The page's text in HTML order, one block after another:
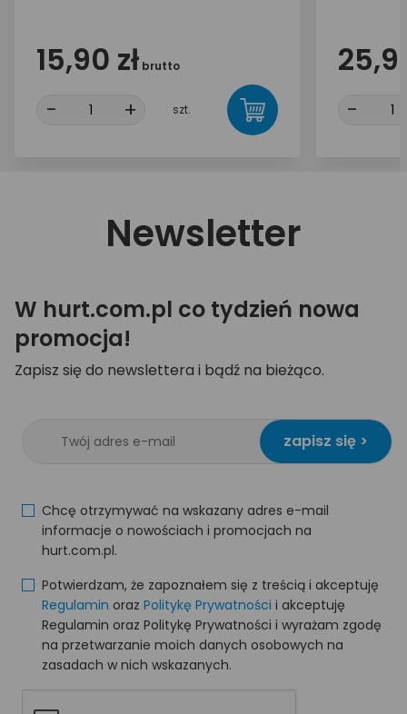
15,90 zł brutto
- + szt. -
Newsletter
W hurt.com.pl co tydzień nowa
promocja!
Zapisz się do newslettera i bądź na bieżąco.
zapisz się >
Chcę otrzymywać na wskazany adres e-mail
informacje o nowościach i promocjach na
hurt.com.pl.
Potwierdzam, że zapoznałem się z treścią i akceptuję
Regulamin oraz Politykę Prywatności i akceptuję
Regulamin oraz Politykę Prywatności i wyrażam zgodę
na przetwarzanie moich danych osobowych na
zasadach w nich wskazanych.